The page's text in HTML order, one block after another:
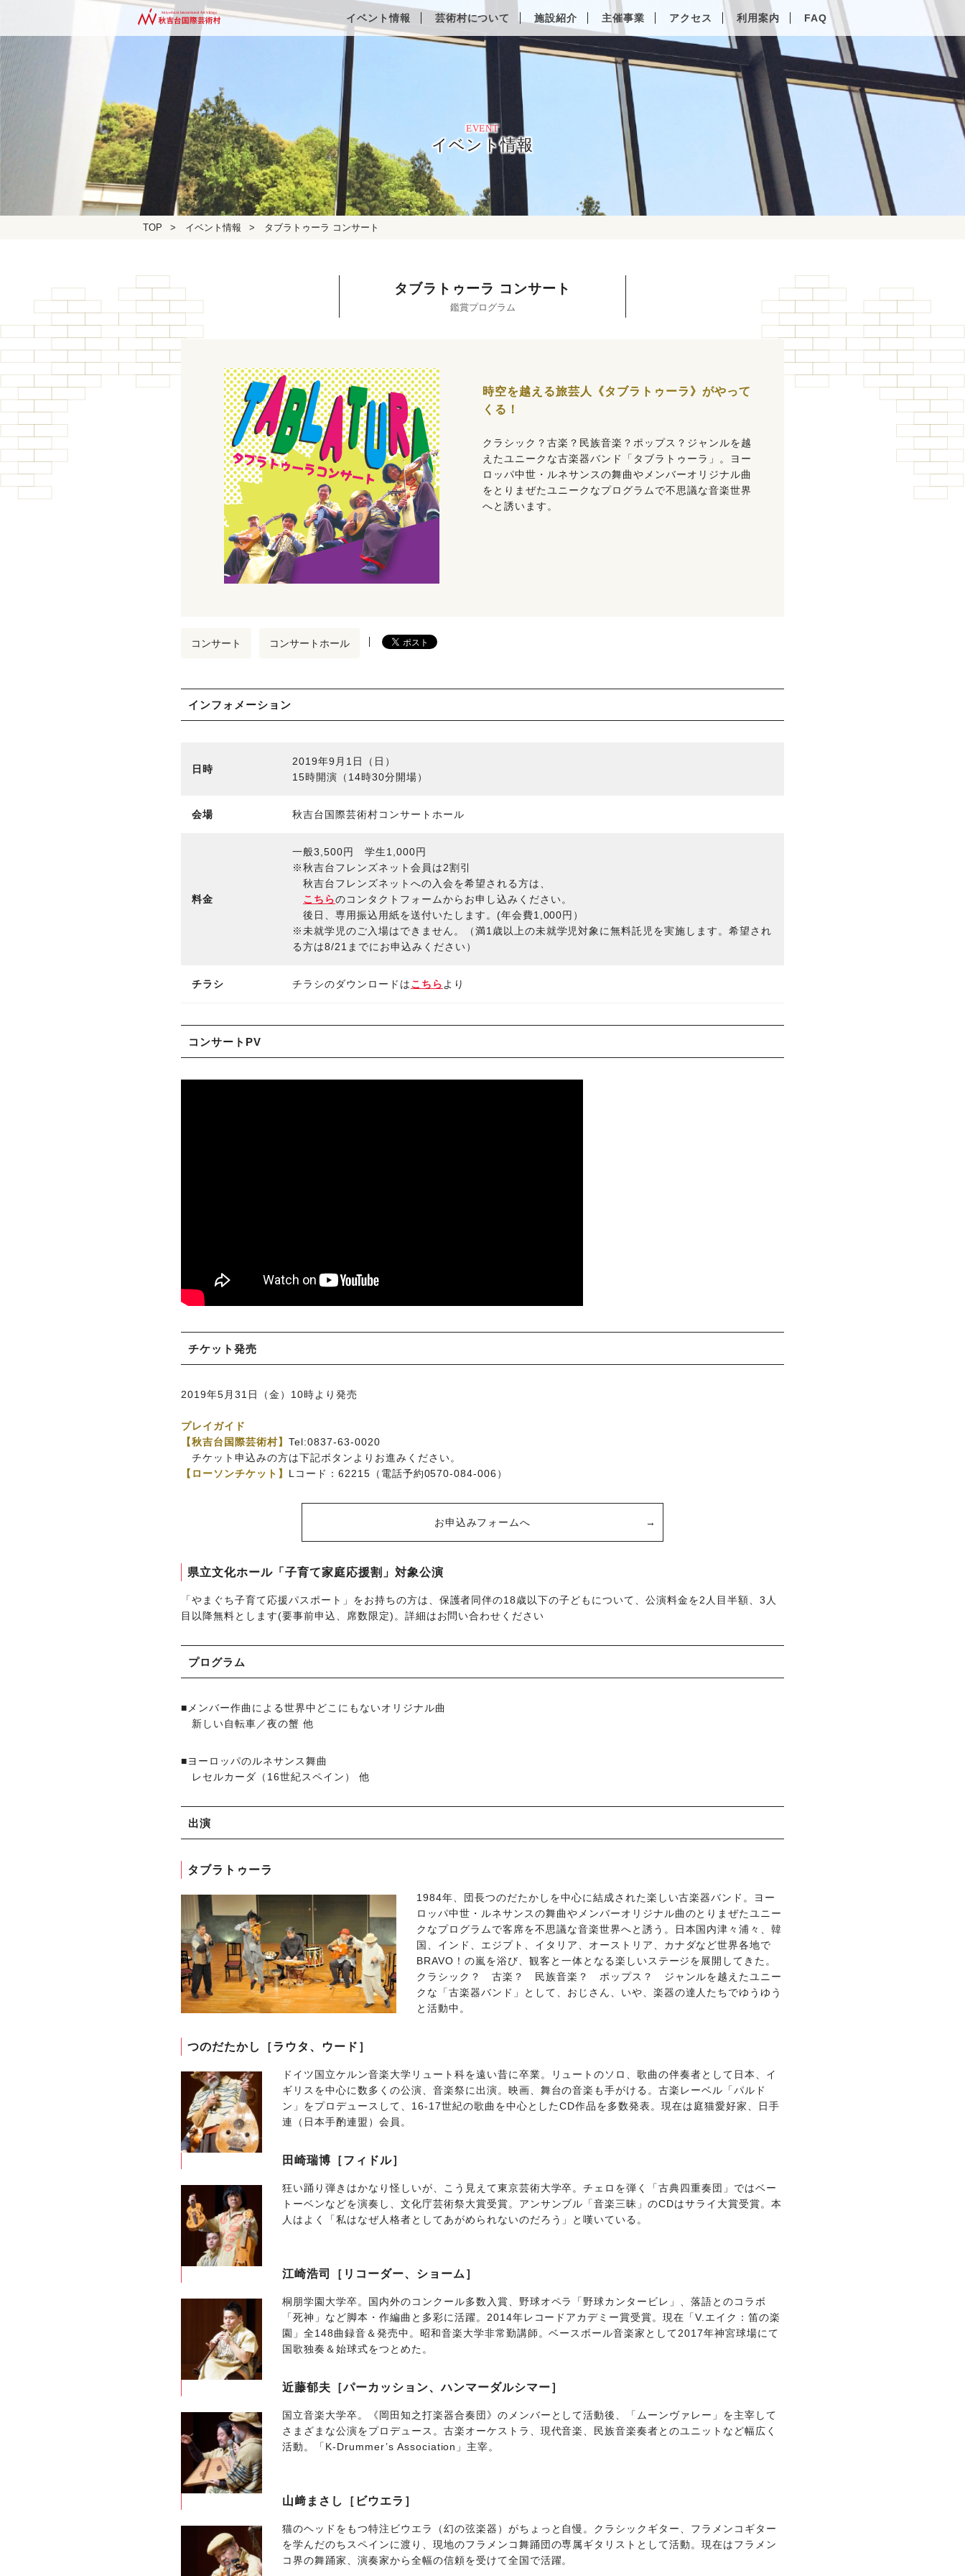
イベント情報 芸術村について 施設紹介 主催事業 アクセス 利用案内 FAQ
EVENT
イベント情報
TOP > イベント情報 > タブラトゥーラ コンサート
タブラトゥーラ コンサート
鑑賞プログラム
時空を越える旅芸人《タブラトゥーラ》がやって
くる！
クラシック？古楽？民族音楽？ポップス？ジャンルを越
えたユニークな古楽器バンド「タブラトゥーラ」。ヨー
ロッパ中世・ルネサンスの舞曲やメンバーオリジナル曲
をとりまぜたユニークなプログラムで不思議な音楽世界
へと誘います。
コンサート コンサートホール
インフォメーション
日時
2019年9月1日（日）
15時開演（14時30分開場）
会場 秋吉台国際芸術村コンサートホール
料金
一般3,500円 学生1,000円
※秋吉台フレンズネット会員は2割引
秋吉台フレンズネットへの入会を希望される方は、
こちらのコンタクトフォームからお申し込みください。
後日、専用振込用紙を送付いたします。(年会費1,000円）
※未就学児のご入場はできません。（満1歳以上の未就学児対象に無料託児を実施します。希望され
る方は8/21までにお申込みください）
チラシ チラシのダウンロードはこちらより
コンサートPV
チケット発売
2019年5月31日（金）10時より発売
プレイガイド
【秋吉台国際芸術村】 Tel:0837-63-0020
チケット申込みの方は下記ボタンよりお進みください。
【ローソンチケット】 Lコード：62215（電話予約0570-084-006）
お申込みフォームへ
県立文化ホール「子育て家庭応援割」対象公演
「やまぐち子育て応援パスポート」をお持ちの方は、保護者同伴の18歳以下の子どもについて、公演料金を2人目半額、3人
目以降無料とします(要事前申込、席数限定)。詳細はお問い合わせください
プログラム
■メンバー作曲による世界中どこにもないオリジナル曲
新しい自転車／夜の蟹 他
■ヨーロッパのルネサンス舞曲
レセルカーダ（16世紀スペイン） 他
出演
タブラトゥーラ
1984年、団長つのだたかしを中心に結成された楽しい古楽器バンド。ヨー
ロッパ中世・ルネサンスの舞曲やメンバーオリジナル曲のとりまぜたユニー
クなプログラムで客席を不思議な音楽世界へと誘う。日本国内津々浦々、韓
国、インド、エジプト、イタリア、オーストリア、カナダなど世界各地で
BRAVO！の嵐を浴び、観客と一体となる楽しいステージを展開してきた。
クラシック？ 古楽？ 民族音楽？ ポップス？ ジャンルを越えたユニー
クな「古楽器バンド」として、おじさん、いや、楽器の達人たちでゆうゆう
と活動中。
つのだたかし［ラウタ、ウード］
ドイツ国立ケルン音楽大学リュート科を遠い昔に卒業。リュートのソロ、歌曲の伴奏者として日本、イ
ギリスを中心に数多くの公演、音楽祭に出演。映画、舞台の音楽も手がける。古楽レーベル「パルド
ン」をプロデュースして、16-17世紀の歌曲を中心としたCD作品を多数発表。現在は庭猫愛好家、日手
連（日本手酌連盟）会員。
田崎瑞博［フィドル］
狂い踊り弾きはかなり怪しいが、こう見えて東京芸術大学卒。チェロを弾く「古典四重奏団」ではベー
トーベンなどを演奏し、文化庁芸術祭大賞受賞。アンサンブル「音楽三昧」のCDはサライ大賞受賞。本
人はよく「私はなぜ人格者としてあがめられないのだろう」と嘆いている。
江崎浩司［リコーダー、ショーム］
桐朋学園大学卒。国内外のコンクール多数入賞、野球オペラ「野球カンタービレ」、落語とのコラボ
「死神」など脚本・作編曲と多彩に活躍。2014年レコードアカデミー賞受賞。現在「V.エイク：笛の楽
園」全148曲録音＆発売中。昭和音楽大学非常勤講師。ベースボール音楽家として2017年神宮球場にて
国歌独奏＆始球式をつとめた。
近藤郁夫［パーカッション、ハンマーダルシマー］
国立音楽大学卒。《岡田知之打楽器合奏団》のメンバーとして活動後、「ムーンヴァレー」を主宰して
さまざまな公演をプロデュース。古楽オーケストラ、現代音楽、民族音楽奏者とのユニットなど幅広く
活動。「K-Drummer’s Association」主宰。
山﨑まさし［ビウエラ］
猫のヘッドをもつ特注ビウエラ（幻の弦楽器）がちょっと自慢。クラシックギター、フラメンコギター
を学んだのちスペインに渡り、現地のフラメンコ舞踊団の専属ギタリストとして活動。現在はフラメン
コ界の舞踊家、演奏家から全幅の信頼を受けて全国で活躍。